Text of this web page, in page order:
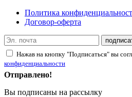
Политика
Договор-оферта
Нажав на кнопку "Подписаться" вы
конфиденциальности
Отправлено!
Вы подписаны на рассылку